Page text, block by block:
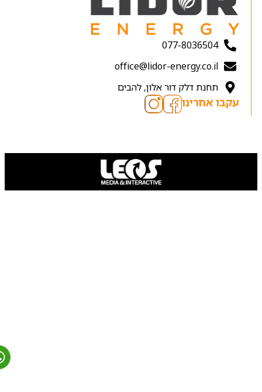
077-8036504
office@lidor-energy.co.il
תחנת דלק דור אלון, להבים
עקבו אחרינו